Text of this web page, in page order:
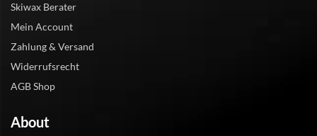
Skiwax Berater
Mein Account
Zahlung & Versand
Widerrufsrecht
AGB Shop
About